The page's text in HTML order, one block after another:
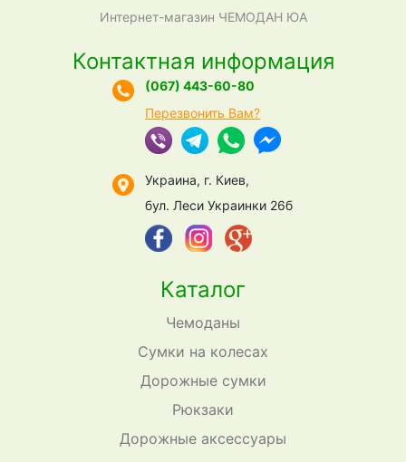
Интернет-магазин ЧЕМОДАН ЮА
Каталог
Чемоданы
Сумки на колесах
Дорожные сумки
Рюкзаки
Дорожные аксессуары
Контактная информация
(067) 443-60-80
Перезвонить Вам?
Украина, г. Киев,
бул. Леси Украинки 26б